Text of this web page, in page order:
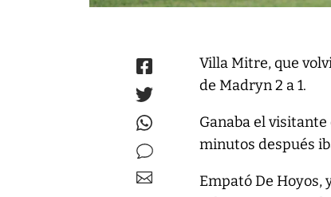
Villa Mitre, que
de Madryn 2 a 1.
Ganaba el
minutos después
Empató De Hoyos,